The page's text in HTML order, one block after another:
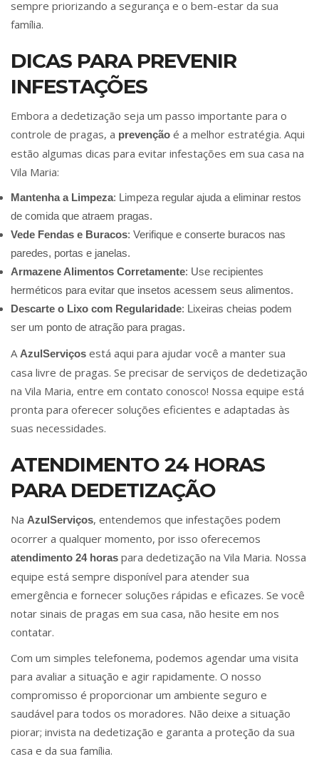
sempre priorizando a segurança e o bem-estar da sua
família.
DICAS PARA PREVENIR
INFESTAÇÕES
Embora a dedetização seja um passo importante para o
controle de pragas, a prevenção é a melhor estratégia. Aqui
estão algumas dicas para evitar infestações em sua casa na
Vila Maria:
Mantenha a Limpeza: Limpeza regular ajuda a eliminar restos
de comida que atraem pragas.
Vede Fendas e Buracos: Verifique e conserte buracos nas
paredes, portas e janelas.
Armazene Alimentos Corretamente: Use recipientes
herméticos para evitar que insetos acessem seus alimentos.
Descarte o Lixo com Regularidade: Lixeiras cheias podem
ser um ponto de atração para pragas.
A AzulServiços está aqui para ajudar você a manter sua
casa livre de pragas. Se precisar de serviços de dedetização
na Vila Maria, entre em contato conosco! Nossa equipe está
pronta para oferecer soluções eficientes e adaptadas às
suas necessidades.
ATENDIMENTO 24 HORAS
PARA DEDETIZAÇÃO
Na AzulServiços, entendemos que infestações podem
ocorrer a qualquer momento, por isso oferecemos
atendimento 24 horas para dedetização na Vila Maria. Nossa
equipe está sempre disponível para atender sua
emergência e fornecer soluções rápidas e eficazes. Se você
notar sinais de pragas em sua casa, não hesite em nos
contatar.
Com um simples telefonema, podemos agendar uma visita
para avaliar a situação e agir rapidamente. O nosso
compromisso é proporcionar um ambiente seguro e
saudável para todos os moradores. Não deixe a situação
piorar; invista na dedetização e garanta a proteção da sua
casa e da sua família.